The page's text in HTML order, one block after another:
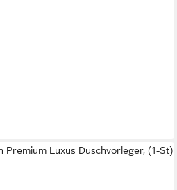
Premium Luxus Duschvorleger, (1-St)